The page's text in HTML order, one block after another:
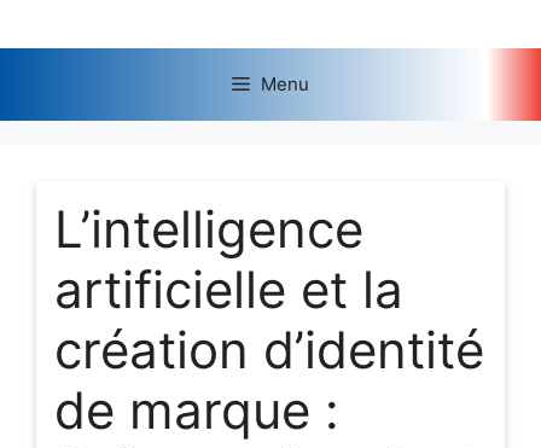
au
Menu
L’intelligence
artificielle et la
création d’identité
de marque :